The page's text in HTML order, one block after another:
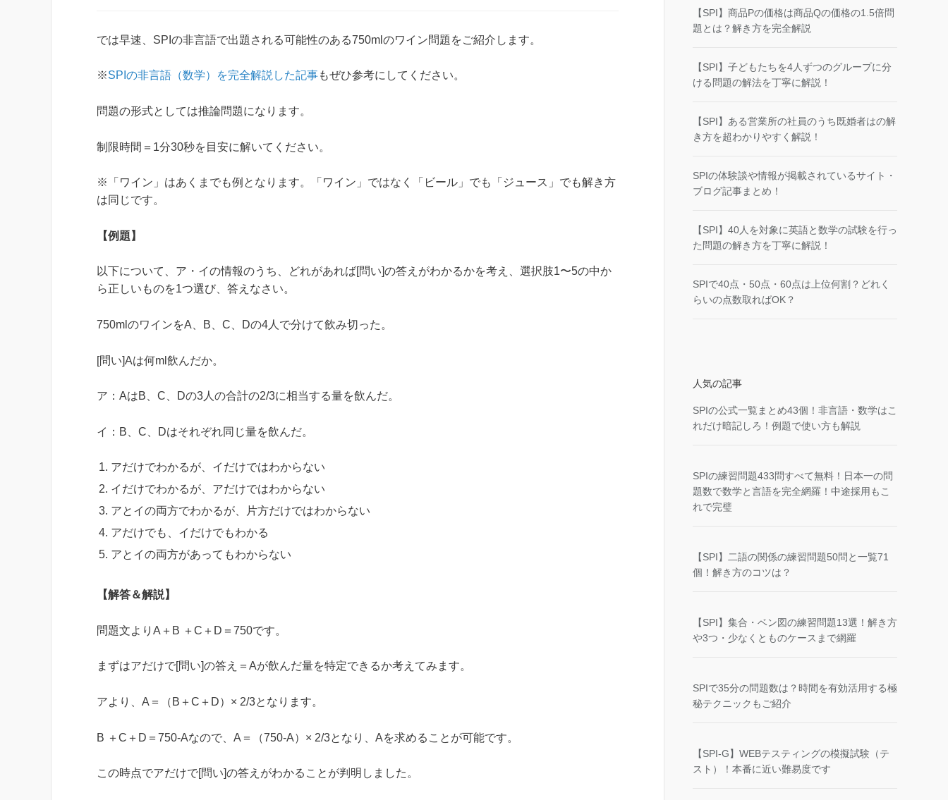
では早速、SPIの非言語で出題される可能性のある750mlのワイン問題をご紹介します。
※SPIの非言語（数学）を完全解説した記事もぜひ参考にしてください。
問題の形式としては推論問題になります。
制限時間＝1分30秒を目安に解いてください。
※「ワイン」はあくまでも例となります。「ワイン」ではなく「ビール」でも「ジュース」でも解き方
は同じです。
【例題】
以下について、ア・イの情報のうち、どれがあれば[問い]の答えがわかるかを考え、選択肢1〜5の中か
ら正しいものを1つ選び、答えなさい。
750mlのワインをA、B、C、Dの4人で分けて飲み切った。
[問い]Aは何ml飲んだか。
ア：AはB、C、Dの3人の合計の2/3に相当する量を飲んだ。
イ：B、C、Dはそれぞれ同じ量を飲んだ。
アだけでわかるが、イだけではわからない
イだけでわかるが、アだけではわからない
アとイの両方でわかるが、片方だけではわからない
アだけでも、イだけでもわかる
アとイの両方があってもわからない
【解答＆解説】
問題文よりA＋B ＋C＋D＝750です。
まずはアだけで[問い]の答え＝Aが飲んだ量を特定できるか考えてみます。
アより、A＝（B＋C＋D）× 2/3となります。
B ＋C＋D＝750-Aなので、A＝（750-A）× 2/3となり、Aを求めることが可能です。
この時点でアだけで[問い]の答えがわかることが判明しました。
【SPI】商品Pの価格は商品Qの価格の1.5倍問
題とは？解き方を完全解説
【SPI】子どもたちを4人ずつのグループに分
ける問題の解法を丁寧に解説！
【SPI】ある営業所の社員のうち既婚者はの解
き方を超わかりやすく解説！
SPIの体験談や情報が掲載されているサイト・
ブログ記事まとめ！
【SPI】40人を対象に英語と数学の試験を行っ
た問題の解き方を丁寧に解説！
SPIで40点・50点・60点は上位何割？どれく
らいの点数取ればOK？
人気の記事
SPIの公式一覧まとめ43個！非言語・数学はこ
れだけ暗記しろ！例題で使い方も解説
SPIの練習問題433問すべて無料！日本一の問
題数で数学と言語を完全網羅！中途採用もこ
れで完璧
【SPI】二語の関係の練習問題50問と一覧71
個！解き方のコツは？
【SPI】集合・ベン図の練習問題13選！解き方
や3つ・少なくとものケースまで網羅
SPIで35分の問題数は？時間を有効活用する極
秘テクニックもご紹介
【SPI-G】WEBテスティングの模擬試験（テ
スト）！本番に近い難易度です